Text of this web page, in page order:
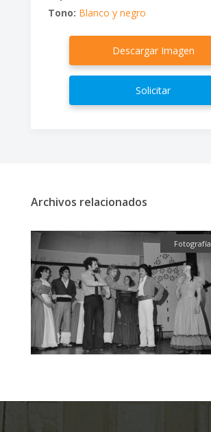
Tono: Blanco y negro
Descargar Imagen
Solicitar
Archivos relacionados
Fotografía